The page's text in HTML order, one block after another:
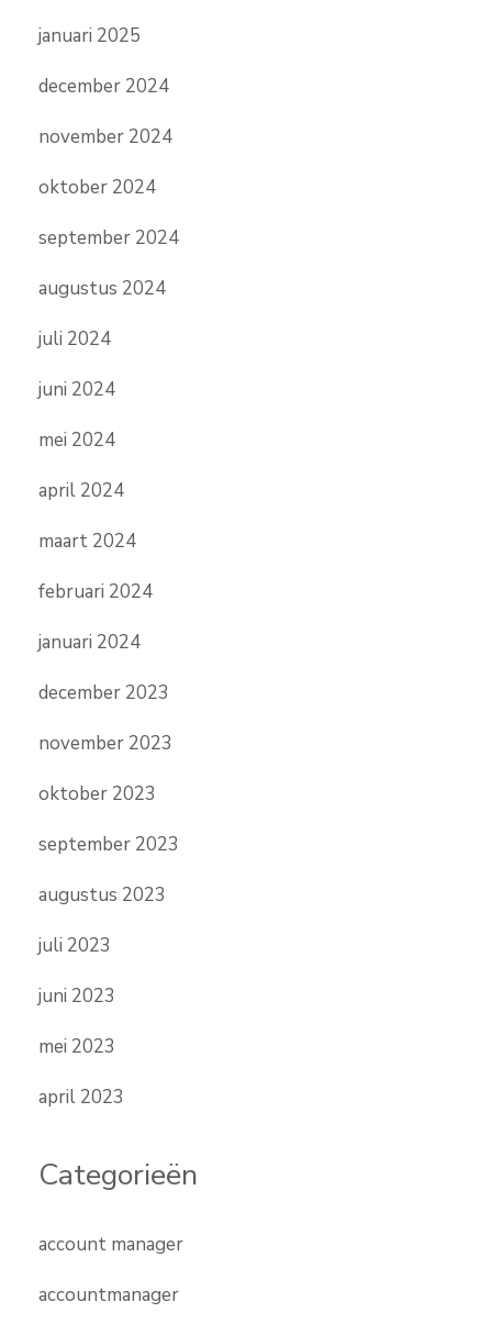
januari 2025
december 2024
november 2024
oktober 2024
september 2024
augustus 2024
juli 2024
juni 2024
mei 2024
april 2024
maart 2024
februari 2024
januari 2024
december 2023
november 2023
oktober 2023
september 2023
augustus 2023
juli 2023
juni 2023
mei 2023
april 2023
Categorieën
account manager
accountmanager